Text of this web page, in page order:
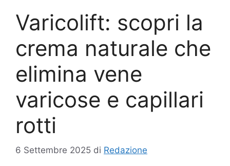
Varicolift: scopri la
crema naturale che
elimina vene
varicose e capillari
rotti
6 Settembre 2025 di Redazione